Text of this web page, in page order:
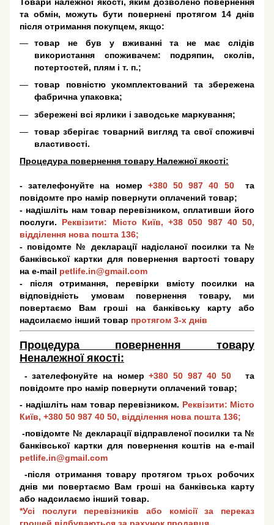
та обмін, можуть бути повернені протягом 14 днів
після отримання покупцем, якщо:
товар не був у вживанні та не має слідів
використання споживачем: подряпин, сколів,
потертостей, плям і т. п.;
товар повністю укомплектований та збережена
фабрична упаковка;
збережені всі ярлики і заводське маркування;
товар зберігає товарний вигляд та свої споживчі
властивості.
Процедура повернення товару Належної якості:
- зателефонуйте на номер +380 50 987 40 50
та
повідомте про намір повернути оплачений товар;
- надішліть нам товар перевізником, сплативши його
послуги. Реквізити: Місто Київ, +38 050 987 40 50,
відділення нова пошта 136;
- повідомте № декларації надісланої посилки та №
банківської картки для повернення вартості товару
на e-mail petlife.in@gmail.com
- після отримання, перевірки вмісту посилки на
відповідність умовам повернення товару, ми
повертаємо Вам гроші на банківську карту або
надсилаємо інший товар протягом 3-х днів
Процедура повернення товару
Неналежної якості:
- зателефонуйте на номер +380 50 987 40 50
та
повідомте про намір повернути оплачений товар;
- надішліть нам товар перевізником. Реквізити: Місто
Київ, +380 50 987 40 50, відділення нова пошта 136;
-повідомте № декларації відправленої посилки та №
банківської картки для повернення коштів на e-mail
petlife.in@gmail.com
-після отримання товару протягом трьох робочих
днів ми повертаємо Вам гроші на банківська карту
або надсилаємо інший товар.
*Усі послуги перевізників або комісії за переказ